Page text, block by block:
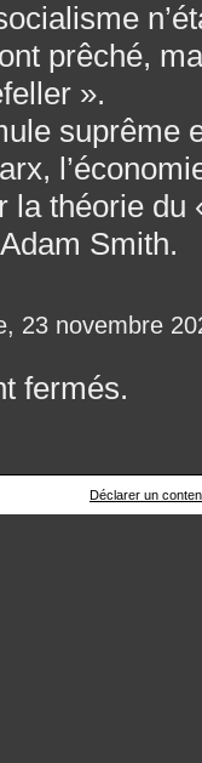
prêché,
».
suprême
la théorie du
Smith.
23 novembre
fermés.
Déclarer un